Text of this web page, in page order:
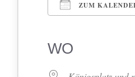
ZUM
WO